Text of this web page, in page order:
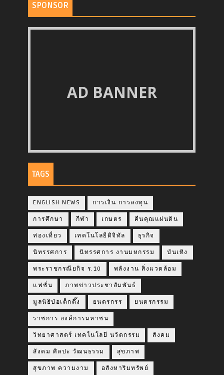
SPONSOR
AD BANNER
TAGS
ENGLISH NEWS การเงิน การลงทุน
การศึกษา กีฬา เกษตร คืนคุณแผ่นดิน
ท่องเที่ยว เทคโนโลยีดิจิทัล ธุรกิจ
นิทรรศการ นิทรรศการ งานมหกรรม บันเทิง
พระราชกรณียกิจ ร.10 พลังงาน สิ่งแวดล้อม
แฟชั่น ภาพข่าวประชาสัมพันธ์
มูลนิธิป่อเต็กตึ๊ง ยนตรกรร ยนตรกรรม
ราชการ องค์การมหาชน
วิทยาศาสตร์ เทคโนโลยี นวัตกรรม สังคม
สังคม ศิลปะ วัฒนธรรม สุขภาพ
สุขภาพ ความงาม อสังหาริมทรัพย์